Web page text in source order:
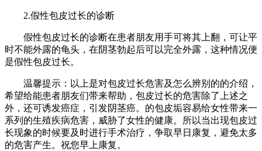
2.假性包皮过长的诊断
假性包皮过长的诊断在患者朋友用手可将其上翻，可让平
时不能外露的龟头，在阴茎勃起后可以完全外露，这种情况便
是假性包皮过长。
温馨提示：以上是对包皮过长危害及怎么辨别的的介绍，
希望给能患者朋友们带来帮助，包皮过长的危害除了上述之
外，还可诱发癌症，引发阴茎癌。的包皮垢容易给女性带来一
系列的生殖疾病危害，威胁了女性的健康。所以当出现包皮过
长现象的时候要及时进行手术治疗，争取早日康复，避免太多
的危害产生。祝您早上康复。